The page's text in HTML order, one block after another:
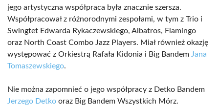
jego artystyczna współpraca była znacznie szersza.
Współpracował z różnorodnymi zespołami, w tym z Trio i
Swingtet Edwarda Rykaczewskiego, Albatros, Flamingo
oraz North Coast Combo Jazz Players. Miał również okazję
występować z Orkiestrą Rafała Kidonia i Big Bandem Jana
Tomaszewskiego.
Nie można zapomnieć o jego współpracy z Detko Bandem
Jerzego Detko oraz Big Bandem Wszystkich Mórz.